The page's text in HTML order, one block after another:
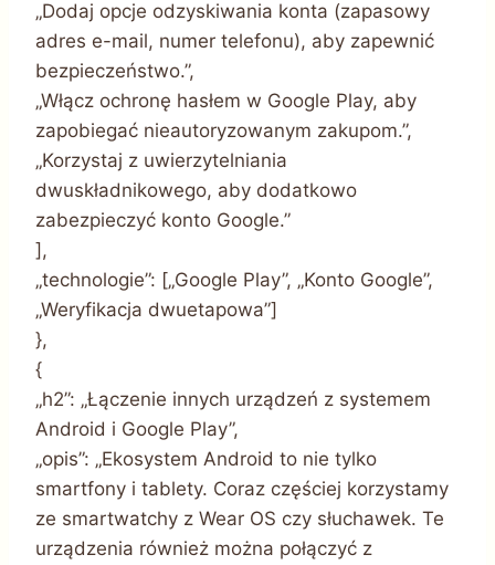
„Dodaj opcje odzyskiwania konta (zapasowy
adres e-mail, numer telefonu), aby zapewnić
bezpieczeństwo.”,
„Włącz ochronę hasłem w Google Play, aby
zapobiegać nieautoryzowanym zakupom.”,
„Korzystaj z uwierzytelniania
dwuskładnikowego, aby dodatkowo
zabezpieczyć konto Google.”
],
„technologie”: [„Google Play”, „Konto Google”,
„Weryfikacja dwuetapowa”]
},
{
„h2”: „Łączenie innych urządzeń z systemem
Android i Google Play”,
„opis”: „Ekosystem Android to nie tylko
smartfony i tablety. Coraz częściej korzystamy
ze smartwatchy z Wear OS czy słuchawek. Te
urządzenia również można połączyć z